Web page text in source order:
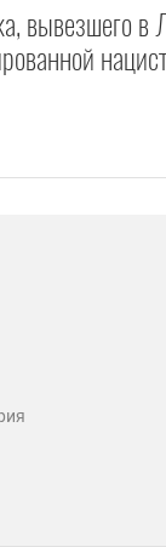
вывезшего в